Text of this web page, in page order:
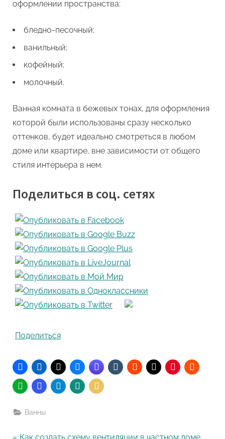
оформлении пространства:
бледно-песочный;
ванильный;
кофейный;
молочный.
Ванная комната в бежевых тонах, для оформления
которой были использованы сразу несколько
оттенков, будет идеально смотреться в любом
доме или квартире, вне зависимости от общего
стиля интерьера в нем.
Поделиться в соц. сетях
Поделиться
Ванны
P
Как создать схему вентиляции в частном доме